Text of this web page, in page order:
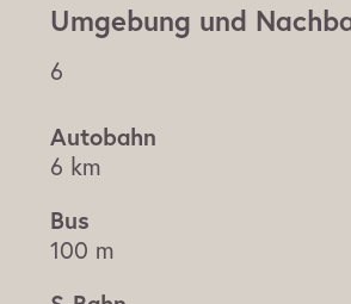
Umgebung und
6
6 km
100 m